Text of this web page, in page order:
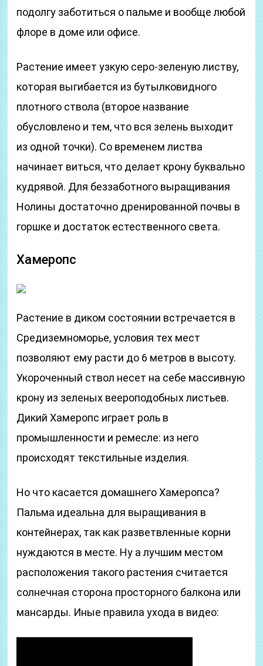
подолгу заботиться о пальме и вообще любой
флоре в доме или офисе.
Растение имеет узкую серо-зеленую листву,
которая выгибается из бутылковидного
плотного ствола (второе название
обусловлено и тем, что вся зелень выходит
из одной точки). Со временем листва
начинает виться, что делает крону буквально
кудрявой. Для беззаботного выращивания
Нолины достаточно дренированной почвы в
горшке и достаток естественного света.
Хамеропс
Растение в диком состоянии встречается в
Средиземноморье, условия тех мест
позволяют ему расти до 6 метров в высоту.
Укороченный ствол несет на себе массивную
крону из зеленых веероподобных листьев.
Дикий Хамеропс играет роль в
промышленности и ремесле: из него
происходят текстильные изделия.
Но что касается домашнего Хамеропса?
Пальма идеальна для выращивания в
контейнерах, так как разветвленные корни
нуждаются в месте. Ну а лучшим местом
расположения такого растения считается
солнечная сторона просторного балкона или
мансарды. Иные правила ухода в видео: